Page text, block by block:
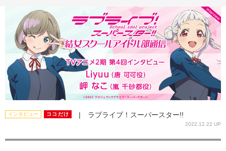
インタビュー ココだけ | ラブライブ！スーパースター!!
2022.12.22 UP